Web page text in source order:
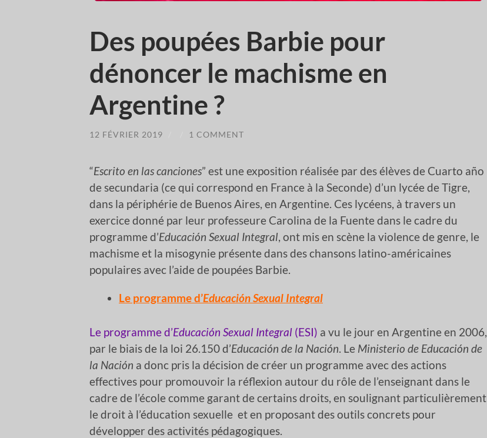
Des poupées Barbie pour
dénoncer le machisme en
Argentine ?
12 FÉVRIER 2019 1 COMMENT
“Escrito en las canciones” est une exposition réalisée par des élèves de Cuarto año
de secundaria (ce qui correspond en France à la Seconde) d’un lycée de Tigre,
dans la périphérie de Buenos Aires, en Argentine. Ces lycéens, à travers un
exercice donné par leur professeure Carolina de la Fuente dans le cadre du
programme d’Educación Sexual Integral, ont mis en scène la violence de genre, le
machisme et la misogynie présente dans des chansons latino-américaines
populaires avec l’aide de poupées Barbie.
Le programme d’Educación Sexual Integral
Le programme d’Educación Sexual Integral (ESI) a vu le jour en Argentine en 2006,
par le biais de la loi 26.150 d’Educación de la Nación. Le Ministerio de Educación de
la Nación a donc pris la décision de créer un programme avec des actions
effectives pour promouvoir la réflexion autour du rôle de l’enseignant dans le
cadre de l’école comme garant de certains droits, en soulignant particulièrement
le droit à l’éducation sexuelle et en proposant des outils concrets pour
développer des activités pédagogiques.